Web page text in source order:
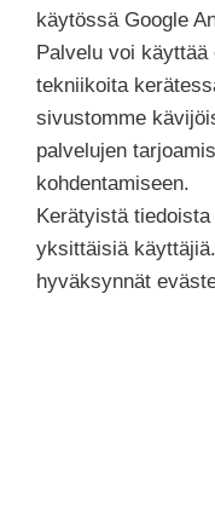
käytössä Google
Palvelu voi
tekniikoita
sivustomme
palvelujen
kohdentamiseen.
Kerätyistä
yksittäisiä
hyväksynnät